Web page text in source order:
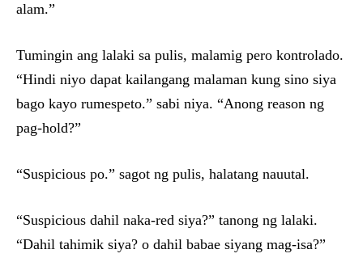
alam.”
Tumingin ang lalaki sa pulis, malamig pero kontrolado.
“Hindi niyo dapat kailangang malaman kung sino siya
bago kayo rumespeto.” sabi niya. “Anong reason ng
pag-hold?”
“Suspicious po.” sagot ng pulis, halatang nauutal.
“Suspicious dahil naka-red siya?” tanong ng lalaki.
“Dahil tahimik siya? o dahil babae siyang mag-isa?”